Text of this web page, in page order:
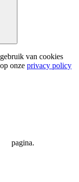
van cookies
onze privacy policy
pagina.